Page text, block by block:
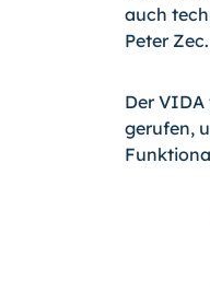
auch
Peter Zec.
Der
gerufen,